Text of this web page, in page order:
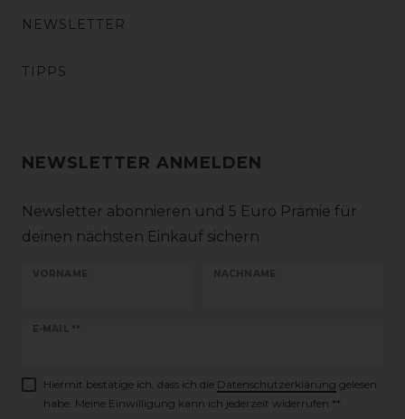
NEWSLETTER
TIPPS
NEWSLETTER ANMELDEN
Newsletter abonnieren und 5 Euro Prämie für
deinen nächsten Einkauf sichern
VORNAME NACHNAME
E-MAIL **
Newsletter
Hiermit bestätige ich, dass ich die Daten­schutz­erklärung gelesen
habe. Meine Einwilligung kann ich jederzeit widerrufen.**